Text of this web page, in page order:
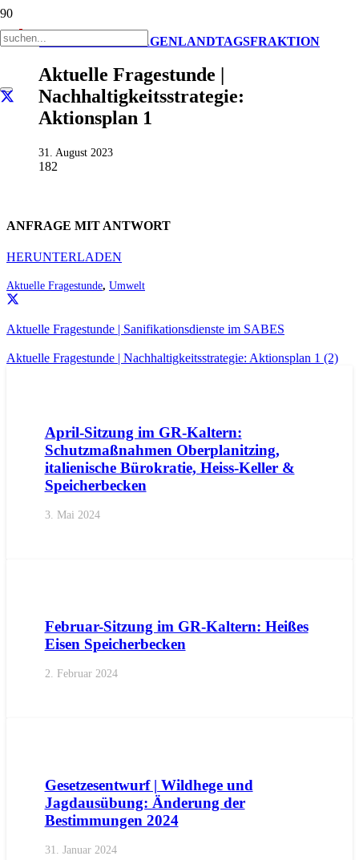
AKTUELL ANFRAGENLANDTAGSFRAKTION
Aktuelle Fragestunde |
Nachhaltigkeitsstrategie:
Aktionsplan 1
31. August 2023
182
ANFRAGE MIT ANTWORT
HERUNTERLADEN
Aktuelle Fragestunde, Umwelt
Aktuelle Fragestunde | Sanifikationsdienste im SABES
Aktuelle Fragestunde | Nachhaltigkeitsstrategie: Aktionsplan 1 (2)
April-Sitzung im GR-Kaltern:
Schutzmaßnahmen Oberplanitzing,
italienische Bürokratie, Heiss-Keller &
Speicherbecken
3. Mai 2024
Februar-Sitzung im GR-Kaltern: Heißes
Eisen Speicherbecken
2. Februar 2024
Gesetzesentwurf | Wildhege und
Jagdausübung: Änderung der
Bestimmungen 2024
31. Januar 2024